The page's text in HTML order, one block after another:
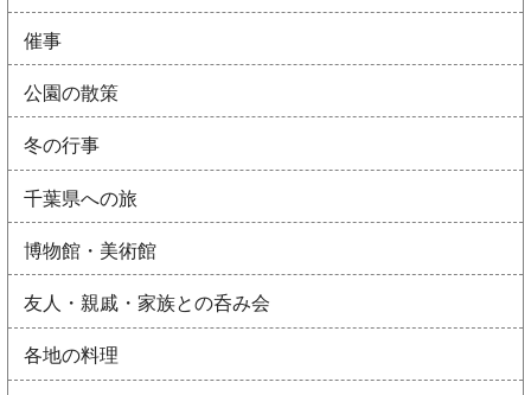
催事
公園の散策
冬の行事
千葉県への旅
博物館・美術館
友人・親戚・家族との呑み会
各地の料理